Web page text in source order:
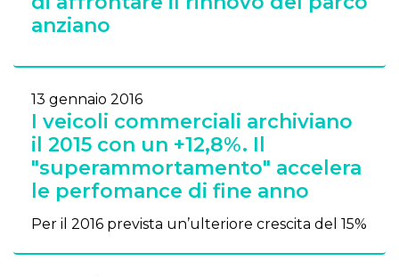
anziano
13 gennaio 2016
I veicoli commerciali archiviano
il 2015 con un +12,8%. Il
"superammortamento" accelera
le perfomance di fine anno
Per il 2016 prevista un’ulteriore crescita del 15%